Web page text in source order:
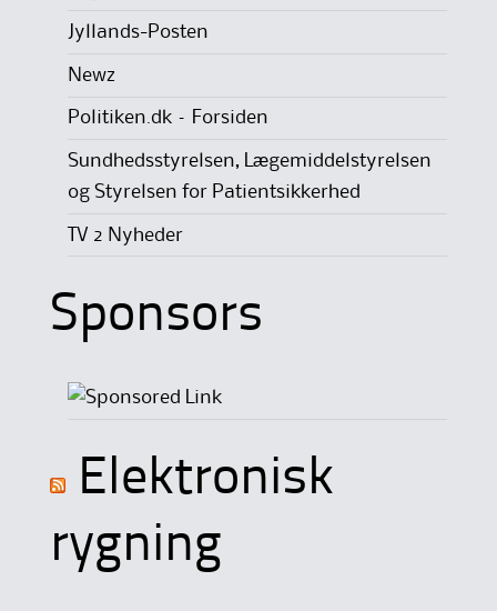
Jyllands-Posten
Newz
Politiken.dk – Forsiden
Sundhedsstyrelsen, Lægemiddelstyrelsen
og Styrelsen for Patientsikkerhed
TV 2 Nyheder
Sponsors
Elektronisk
rygning